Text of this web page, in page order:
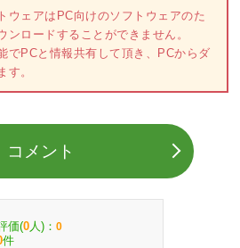
ウェアはPC向けのソフトウェアのた
ンロードすることができません。
でPCと情報共有して頂き、PCからダ
す。
コメント
価(0 人)： 0
件